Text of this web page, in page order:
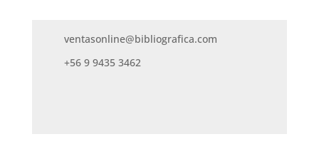
ventasonline@bibliografica.com
+56 9 9435 3462